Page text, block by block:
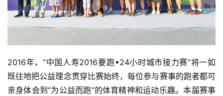
2016年，“中国人寿2016要跑•24小时城市接力赛”将一如
既往地把公益理念贯穿比赛始终，每位参与赛事的跑者都可
亲身体会到“为公益而跑”的体育精神和运动乐趣。本届赛事